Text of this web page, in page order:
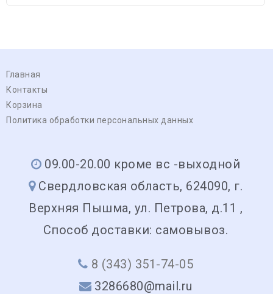
Главная
Контакты
Корзина
Политика обработки персональных данных
09.00-20.00 кроме вс -выходной
Свердловская область, 624090, г.
Верхняя Пышма, ул. Петрова, д.11 ,
Способ доставки: самовывоз.
8 (343) 351-74-05
3286680@mail.ru